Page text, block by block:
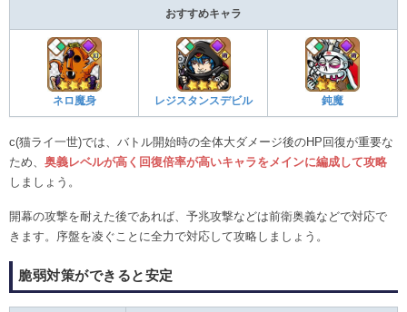
おすすめキャラ
ネロ魔身 レジスタンスデビル 鈍魔
c(猫ライ一世)では、バトル開始時の全体大ダメージ後のHP回復が重要な
ため、 奥義レベルが高く回復倍率が高いキャラをメインに編成して攻略
しましょう。
開幕の攻撃を耐えた後であれば、予兆攻撃などは前衛奥義などで対応で
きます。序盤を凌ぐことに全力で対応して攻略しましょう。
脆弱対策ができると安定